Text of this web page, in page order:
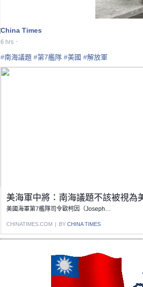
China Times
6 hrs ·
‪#‎南海議題‬ ‪#‎第7艦隊‬ ‪#‎美國‬ ‪#‎解放軍‬
美海軍中將：南海議題不該被視為
美國海軍第7艦隊司令歐柯因（Joseph…
CHINATIMES.COM | BY CHINA TIMES